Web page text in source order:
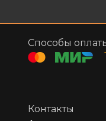
Способы
Контакты